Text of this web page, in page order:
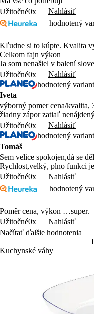
Užitočné0x
Nahlásiť
hodnotený
Kľudne si to kúpte. Kvalita
Celkom fajn výkon
Ja som nenašiel v balení
Užitočné0x
Nahlásiť
hodnotený
Iveta
výborný pomer cena/kvalita,
žiadny zápor zatiaľ
Užitočné0x
Nahlásiť
hodnotený
Tomáš
Sem velice spokojen,dá se
Rychlost,velký, plno funkci
Užitočné0x
Nahlásiť
hodnotený
Poměr cena, výkon …super.
Užitočné0x
Nahlásiť
Načítať ďalšie hodnotenia
Kuchynské váhy